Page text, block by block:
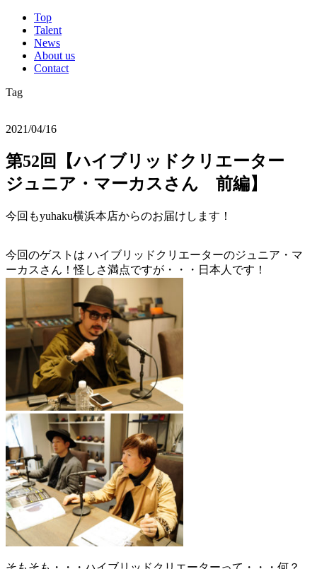
Top
Talent
News
About us
Contact
Tag
2021/04/16
第52回【ハイブリッドクリエーター
ジュニア・マーカスさん 前編】
今回もyuhaku横浜本店からのお届けします！
今回のゲストは ハイブリッドクリエーターのジュニア・マ
ーカスさん！怪しさ満点ですが・・・日本人です！